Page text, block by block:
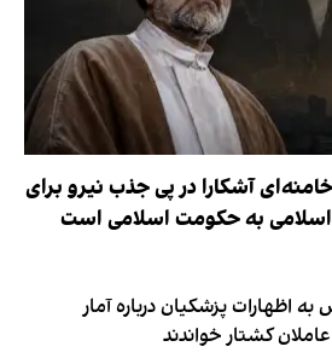
آشکارا در پی جذب نیرو برای
اسلامی به حکومت اسلامی است
اظهارات پزشکیان درباره آمار
عاملان کشتار خواندند